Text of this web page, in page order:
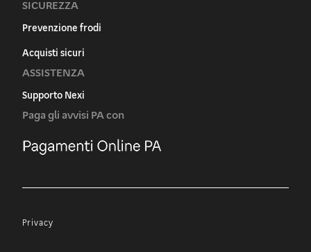
SICUREZZA
Prevenzione frodi
Acquisti sicuri
ASSISTENZA
Supporto Nexi
Paga gli avvisi PA con
Privacy